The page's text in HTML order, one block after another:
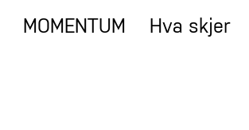
MOMENTUM Hva skjer